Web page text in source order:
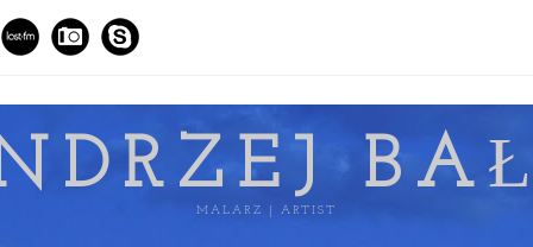
BA
MALARZ | ARTIST